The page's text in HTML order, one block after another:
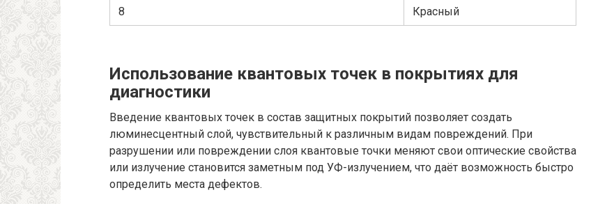
8 Красный
Использование квантовых точек в покрытиях для
диагностики
Введение квантовых точек в состав защитных покрытий позволяет создать
люминесцентный слой, чувствительный к различным видам повреждений. При
разрушении или повреждении слоя квантовые точки меняют свои оптические свойства
или излучение становится заметным под УФ-излучением, что даёт возможность быстро
определить места дефектов.